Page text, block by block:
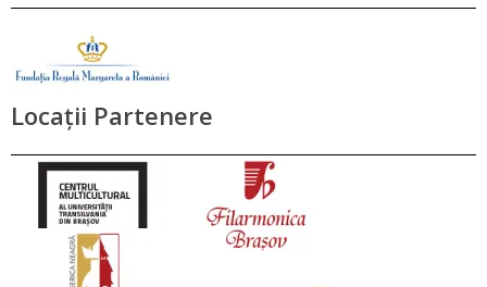
Locații Partenere